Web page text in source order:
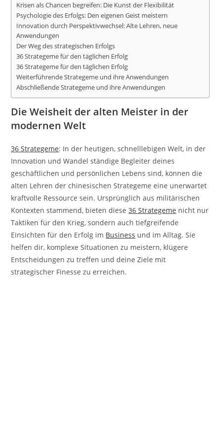
Krisen als Chancen begreifen: Die Kunst der Flexibilität
Psychologie des Erfolgs: Den eigenen Geist meistern
Innovation durch Perspektivwechsel: Alte Lehren, neue
Anwendungen
Der Weg des strategischen Erfolgs
36 Strategeme für den täglichen Erfolg
36 Strategeme für den täglichen Erfolg
Weiterführende Strategeme und ihre Anwendungen
Abschließende Strategeme und ihre Anwendungen
Die Weisheit der alten Meister in der
modernen Welt
36 Strategeme: In der heutigen, schnelllebigen Welt, in der
Innovation und Wandel ständige Begleiter deines
geschäftlichen und persönlichen Lebens sind, können die
alten Lehren der chinesischen Strategeme eine unerwartet
kraftvolle Ressource sein. Ursprünglich aus militärischen
Kontexten stammend, bieten diese36 Strategeme nicht nur
Taktiken für den Krieg, sondern auch tiefgreifende
Einsichten für den Erfolg im Business und im Alltag. Sie
helfen dir, komplexe Situationen zu meistern, klügere
Entscheidungen zu treffen und deine Ziele mit
strategischer Finesse zu erreichen.